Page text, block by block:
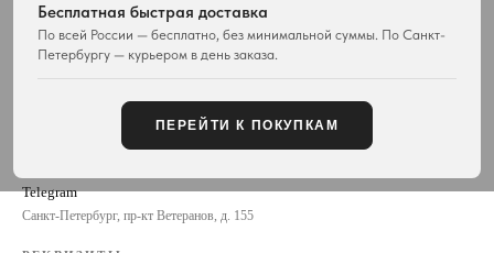
Бесплатная быстрая доставка
По всей России — бесплатно, без минимальной суммы. По Санкт-
Петербургу — курьером в день заказа.
ПЕРЕЙТИ К ПОКУПКАМ
Отзывы покупателей
Контакты
Карта сайта
Новости и проекты
Все материалы
+7 929 115-81-82
Telegram
Санкт-Петербург, пр-кт Ветеранов, д. 155